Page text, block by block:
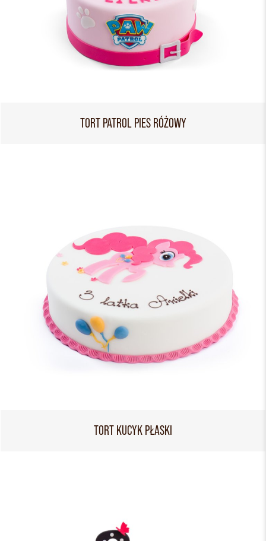
TORT PATROL PIES RÓŻOWY
TORT KUCYK PŁASKI